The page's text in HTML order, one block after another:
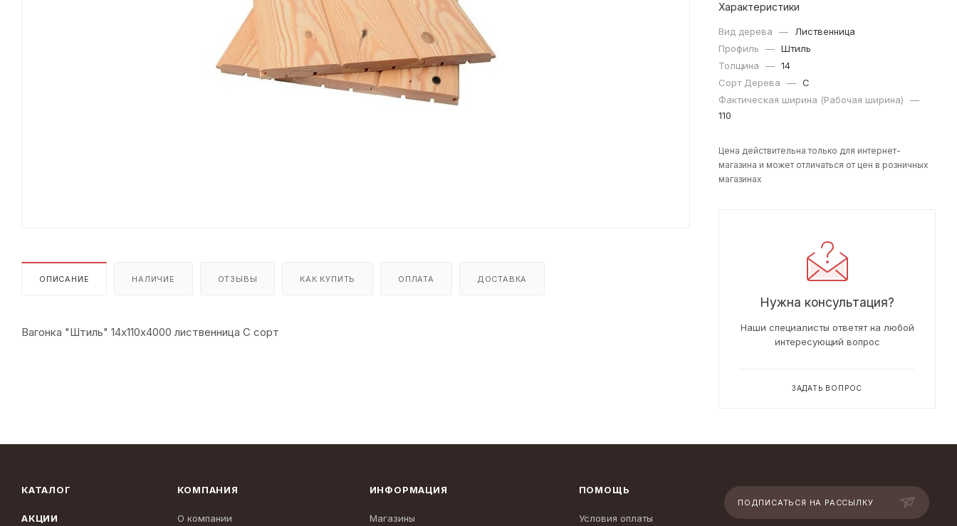
ОПИСАНИЕ НАЛИЧИЕ ОТЗЫВЫ КАК КУПИТЬ ОПЛАТА ДОСТАВКА
Вагонка "Штиль" 14х110х4000 лиственница С сорт
Характеристики
Вид дерева —
Лиственница
Профиль
— Штиль
Толщина
— 14
Сорт Дерева
— C
Фактическая ширина (Рабочая ширина)
—
110
Цена действительна только для интернет-
магазина и может отличаться от цен в розничных
магазинах
Нужна консультация?
Наши специалисты ответят на любой
интересующий вопрос
ЗАДАТЬ ВОПРОС
КАТАЛОГ
АКЦИИ
КОМПАНИЯ
О компании
ИНФОРМАЦИЯ
Магазины
ПОМОЩЬ
Условия оплаты
ПОДПИСАТЬСЯ НА РАССЫЛКУ